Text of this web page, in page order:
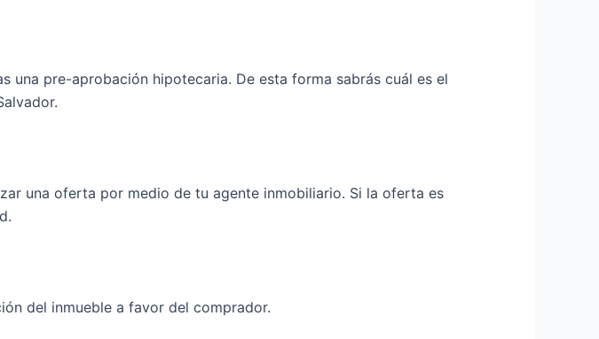
una pre-aprobación hipotecaria. De esta forma sabrás cuál es el
una oferta por medio de tu agente inmobiliario. Si la oferta es
del inmueble a favor del comprador.